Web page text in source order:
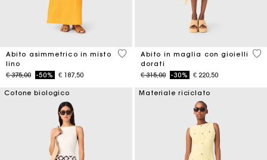
Abito asimmetrico in misto
lino
Price reduced from
€ 375,00to-50% € 187,50
3,2 out of 5 Customer Rating
Abito in maglia con gioielli
dorati
Price reduced from
€ 315,00to-30% € 220,50
3,4
Cotone biologico Materiale riciclato